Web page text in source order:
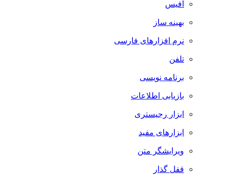
آفیس
بهینه ساز
نرم افزارهای فارسی
تلفن
برنامه نویسی
بازیابی اطلاعات
ابزار رجیستری
ابزارهای مفید
ویرایشگر متن
قفل گذار